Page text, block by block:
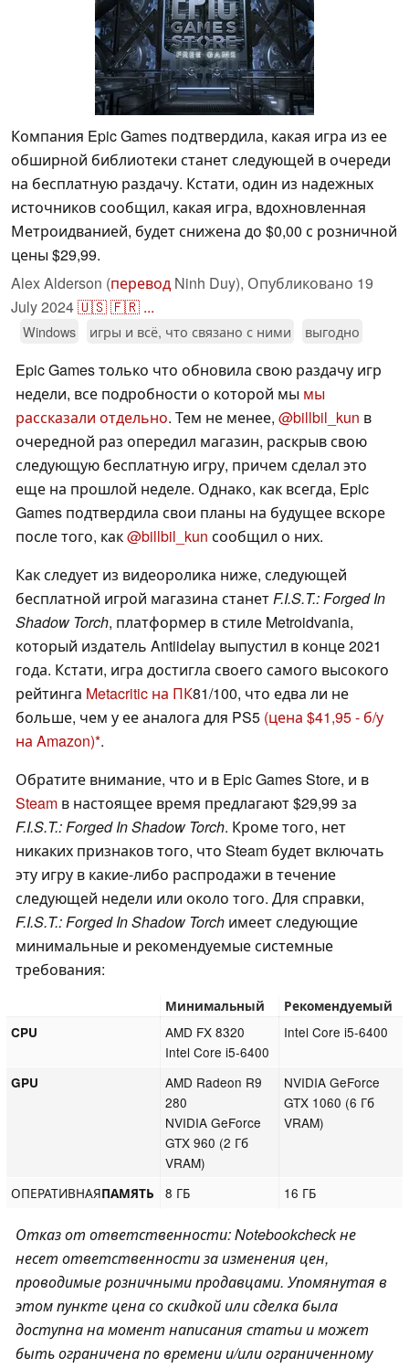
Компания Epic Games подтвердила, какая игра из ее
обширной библиотеки станет следующей в очереди
на бесплатную раздачу. Кстати, один из надежных
источников сообщил, какая игра, вдохновленная
Метроидванией, будет снижена до $0,00 с розничной
цены $29,99.
Alex Alderson (перевод Ninh Duy), Опубликовано 19
July 2024🇺🇸🇫🇷 ...
Windows игры и всё, что связано с ними выгодно
Epic Games только что обновила свою раздачу игр
недели, все подробности о которой мы мы
рассказали отдельно. Тем не менее, @billbil_kun в
очередной раз опередил магазин, раскрыв свою
следующую бесплатную игру, причем сделал это
еще на прошлой неделе. Однако, как всегда, Epic
Games подтвердила свои планы на будущее вскоре
после того, как@billbil_kun сообщил о них.
Как следует из видеоролика ниже, следующей
бесплатной игрой магазина станетF.I.S.T.: Forged In
Shadow Torch, платформер в стиле Metroidvania,
который издатель Antiidelay выпустил в конце 2021
года. Кстати, игра достигла своего самого высокого
рейтинга Metacritic на ПК81/100, что едва ли не
больше, чем у ее аналога для PS5 (цена $41,95 - б/у
на Amazon) .
Обратите внимание, что и в Epic Games Store, и в
Steam в настоящее время предлагают $29,99 за
F.I.S.T.: Forged In Shadow Torch. Кроме того, нет
никаких признаков того, что Steam будет включать
эту игру в какие-либо распродажи в течение
следующей недели или около того. Для справки,
F.I.S.T.: Forged In Shadow Torch имеет следующие
минимальные и рекомендуемые системные
требования:
Минимальный
Рекомендуемый
CPU
AMD FX 8320
Intel Core i5-6400
Intel Core i5-6400
GPU
AMD Radeon R9
280
NVIDIA GeForce
GTX 960 (2 Гб
VRAM)
NVIDIA GeForce
GTX 1060 (6 Гб
VRAM)
ОПЕРАТИВНАЯПАМЯТЬ 8 ГБ 16 ГБ
Отказ от ответственности: Notebookcheck не
несет ответственности за изменения цен,
проводимые розничными продавцами. Упомянутая в
этом пункте цена со скидкой или сделка была
доступна на момент написания статьи и может
быть ограничена по времени и/или ограниченному